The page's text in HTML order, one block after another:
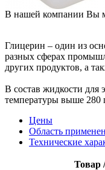
В нашей компании Вы
Глицерин – один из
разных сферах
других продуктов, а
В состав жидкости для
температуры выше 280
Цены
Область
Технические
Товар